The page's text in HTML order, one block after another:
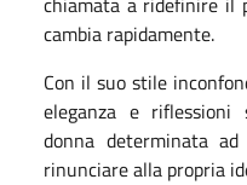
cambia rapidamente.
Con il suo stile
eleganza e riflessioni
donna determinata
rinunciare alla propria